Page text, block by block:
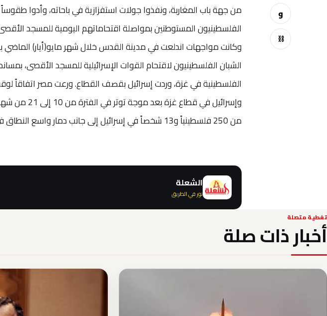
و
⛓
من جهة باب المغاربة، ونفذوا جولات استفزازية في باحاته، وأدوا
الفلسطينيون المستوطنين بمواصلة اقتحاماتهم اليومية للمسجد
وكانت مواجهات اندلعت في مدينة القدس خلال شهر مايو(أيار) الماضي
الشبان الفلسطينيون لاقتحام القوات الإسرائيلية للمسجد الأقصى،
الفلسطينية في غزة، وردت إسرائيل بقصف القطاع. ورعت مصر اتفاقاً
وإسرائيل في
من 250 فلسطينياً و13 شخصاً في إسرائيل إلى جانب دمار واسع النطاق في القطاع.
الشعلة
نور في الطريق
تغطية متصلة
أخبار ذات صلة